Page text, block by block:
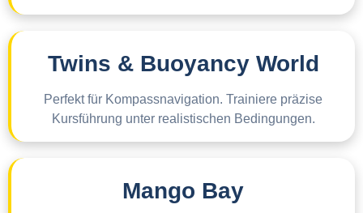
Twins & Buoyancy World
Perfekt für Kompassnavigation. Trainiere präzise
Kursführung unter realistischen Bedingungen.
Mango Bay